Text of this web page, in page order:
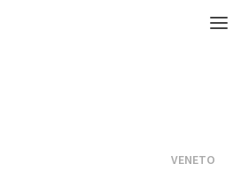
VENETO